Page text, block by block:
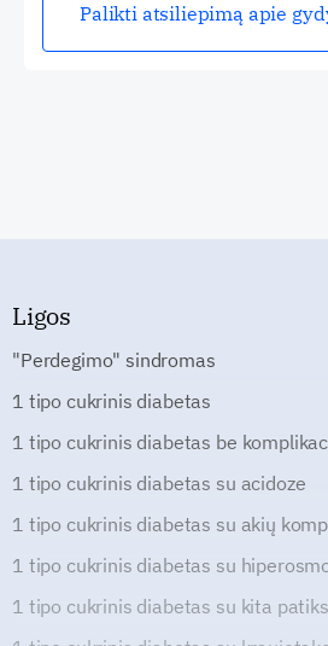
Palikti atsiliepimą apie
Ligos
"Perdegimo" sindromas
1 tipo cukrinis diabetas
1 tipo cukrinis diabetas be
1 tipo cukrinis diabetas su acidoze
1 tipo cukrinis diabetas su akių
1 tipo cukrinis diabetas su
1 tipo cukrinis diabetas su kita